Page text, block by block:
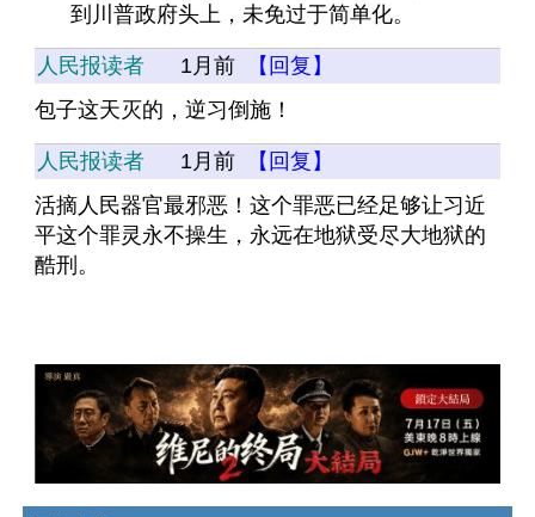
到川普政府头上，未免过于简单化。
人民报读者 1月前
【回复】
包子这天灭的，逆习倒施！
人民报读者 1月前
【回复】
活摘人民器官最邪恶！这个罪恶已经足够让习近
平这个罪灵永不操生，永远在地狱受尽大地狱的
酷刑。